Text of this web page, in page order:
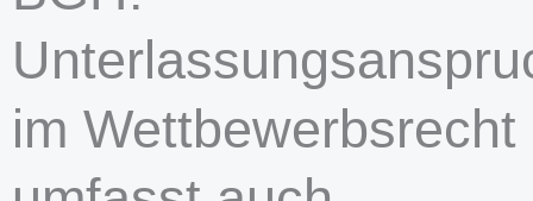
im Wettbewerbsrecht